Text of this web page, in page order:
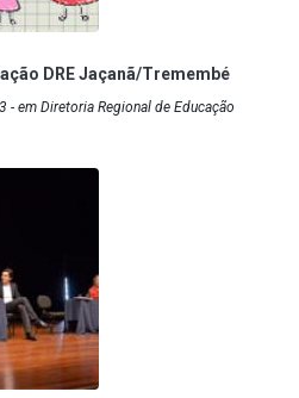
DRE Jaçanã/Tremembé
em Diretoria Regional de Educação